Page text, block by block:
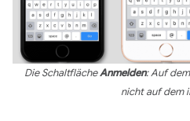
Die SchaltflächeAnmelden: Auf
nicht auf dem